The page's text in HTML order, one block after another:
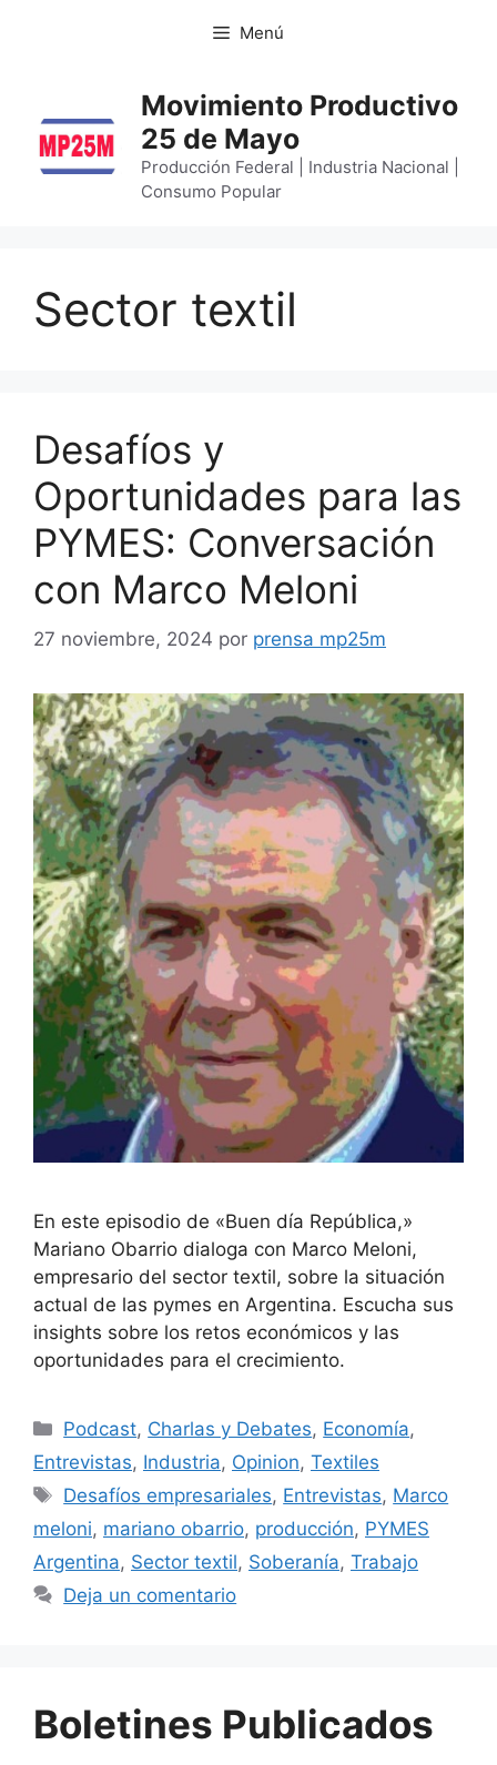
Menú
Movimiento Productivo
25 de Mayo
Producción Federal | Industria Nacional |
Consumo Popular
Sector textil
Desafíos y
Oportunidades para las
PYMES: Conversación
con Marco Meloni
27 noviembre, 2024 por prensa mp25m
En este episodio de «Buen día República,»
Mariano Obarrio dialoga con Marco Meloni,
empresario del sector textil, sobre la situación
actual de las pymes en Argentina. Escucha sus
insights sobre los retos económicos y las
oportunidades para el crecimiento.
Podcast, Charlas y Debates, Economía,
Entrevistas, Industria, Opinion, Textiles
Desafíos empresariales, Entrevistas, Marco
meloni, mariano obarrio, producción, PYMES
Argentina, Sector textil, Soberanía, Trabajo
Deja un comentario
Boletines Publicados